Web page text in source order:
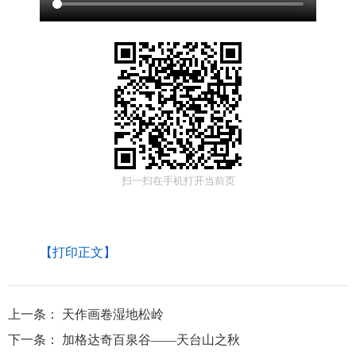
扫一扫在手机打开当前页
【打印正文】
上一条：
天作画卷湿地松岭
下一条：
加格达奇百泉谷——天台山之秋